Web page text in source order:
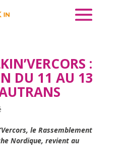
:
DU 11 AU 13
le Rassemblement
Nordique, revient au